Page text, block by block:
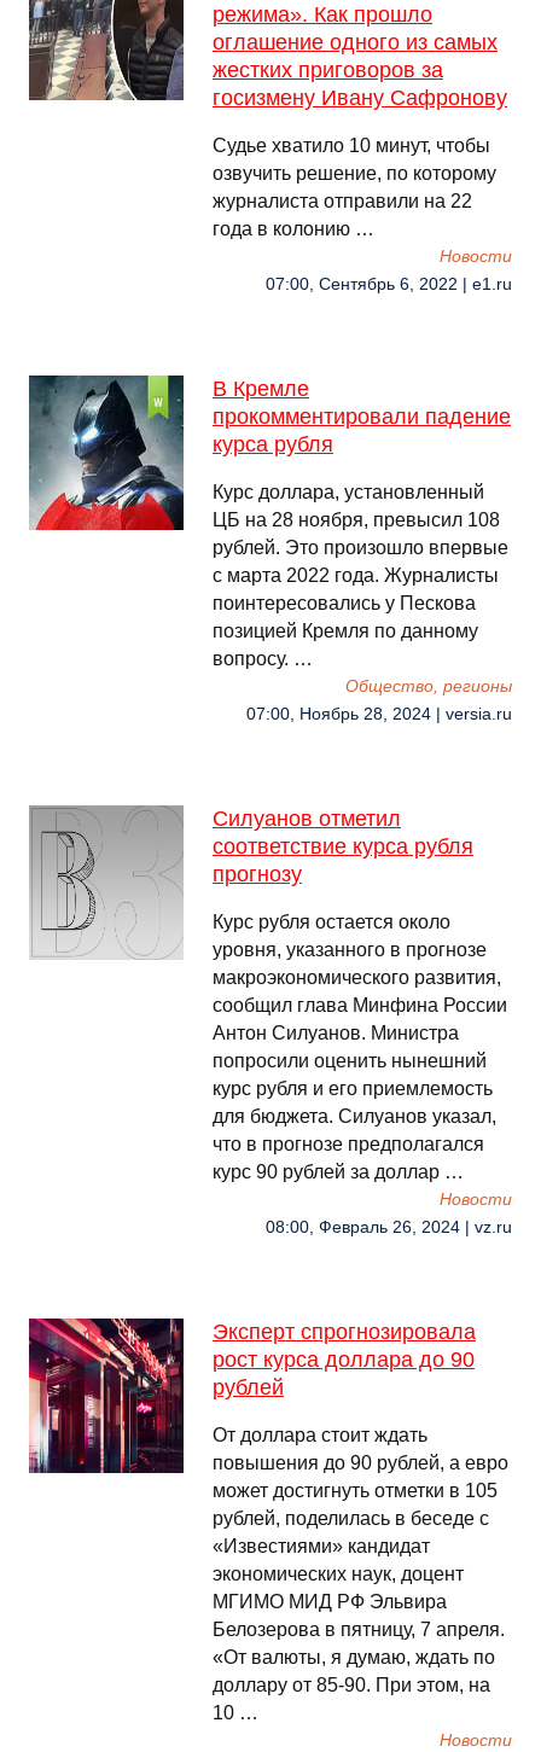
режима». Как прошло
оглашение одного из самых
жестких приговоров за
госизмену Ивану Сафронову
Судье хватило 10 минут, чтобы
озвучить решение, по которому
журналиста отправили на 22
года в колонию …
Новости
07:00, Сентябрь 6, 2022 | e1.ru
В Кремле
прокомментировали падение
курса рубля
Курс доллара, установленный
ЦБ на 28 ноября, превысил 108
рублей. Это произошло впервые
с марта 2022 года. Журналисты
поинтересовались у Пескова
позицией Кремля по данному
вопросу. …
Общество, регионы
07:00, Ноябрь 28, 2024 | versia.ru
Силуанов отметил
соответствие курса рубля
прогнозу
Курс рубля остается около
уровня, указанного в прогнозе
макроэкономического развития,
сообщил глава Минфина России
Антон Силуанов. Министра
попросили оценить нынешний
курс рубля и его приемлемость
для бюджета. Силуанов указал,
что в прогнозе предполагался
курс 90 рублей за доллар …
Новости
08:00, Февраль 26, 2024 | vz.ru
Эксперт спрогнозировала
рост курса доллара до 90
рублей
От доллара стоит ждать
повышения до 90 рублей, а евро
может достигнуть отметки в 105
рублей, поделилась в беседе с
«Известиями» кандидат
экономических наук, доцент
МГИМО МИД РФ Эльвира
Белозерова в пятницу, 7 апреля.
«От валюты, я думаю, ждать по
доллару от 85-90. При этом, на
10 …
Новости